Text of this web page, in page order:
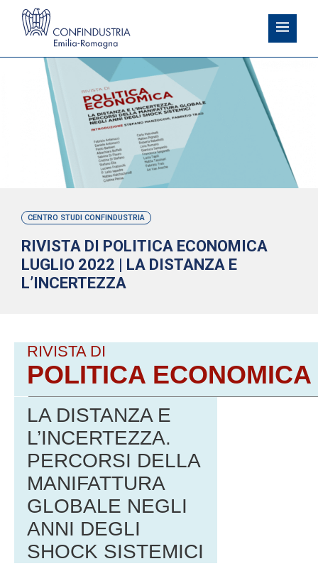
CENTRO STUDI CONFINDUSTRIA
RIVISTA DI POLITICA ECONOMICA
LUGLIO 2022 | LA DISTANZA E
L’INCERTEZZA
RIVISTA DI
POLITICA ECONOMICA
LA DISTANZA E
L’INCERTEZZA.
PERCORSI DELLA
MANIFATTURA
GLOBALE NEGLI
ANNI DEGLI
SHOCK SISTEMICI